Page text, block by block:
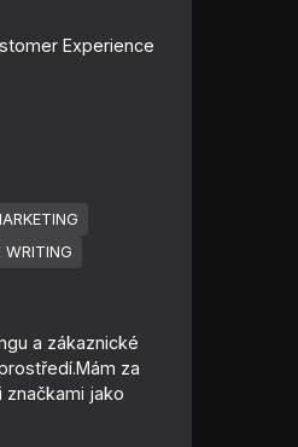
Experience
WRITING
a zákaznické
za
značkami jako